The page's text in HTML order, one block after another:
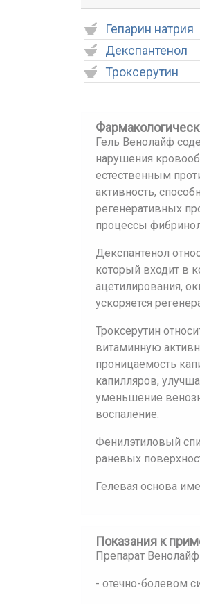
Гепарин натрия
Декспантенол
Троксерутин
Гель Венолайф
нарушения
естественным
активность,
регенеративных
процессы
Декспантенол
который входит в
ацетилирования,
ускоряется
Троксерутин
витаминную
проницаемость
капилляров,
уменьшение
воспаление.
Фенилэтиловый
раневых
Гелевая основа
Показания к
Препарат
- отечно-болевом